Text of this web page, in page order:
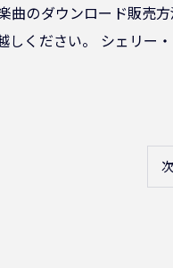
曲のダウンロード販売
ください。 シェリー